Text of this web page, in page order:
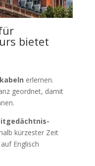
bietet
erlernen.
geordnet, damit
kürzester Zeit
Englisch